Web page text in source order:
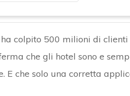
colpito 500 milioni di
che gli hotel sono e
E che solo una corretta